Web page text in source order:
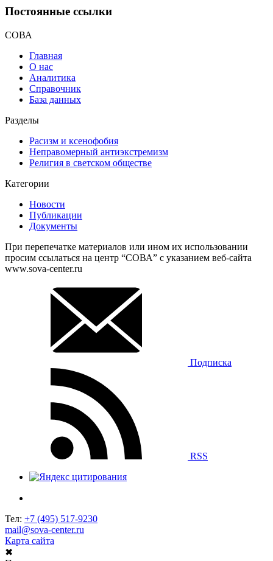
Постоянные ссылки
СОВА
Главная
О нас
Аналитика
Справочник
База данных
Разделы
Расизм и ксенофобия
Неправомерный антиэкстремизм
Религия в светском обществе
Категории
Новости
Публикации
Документы
При перепечатке материалов или ином их использовании
просим ссылаться на центр “СОВА” с указанием веб-сайта
www.sova-center.ru
Подписка
RSS
Тел: +7 (495) 517-9230
mail@sova-center.ru
Карта сайта
✖